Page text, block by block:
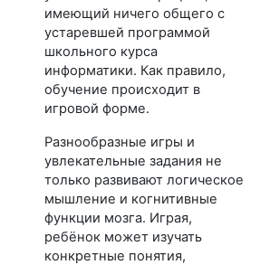
имеющий ничего общего с
устаревшей программой
школьного курса
информатики. Как правило,
обучение происходит в
игровой форме.
Разнообразные игры и
увлекательные задания не
только развивают логическое
мышление и когнитивные
функции мозга. Играя,
ребёнок может изучать
конкретные понятия,